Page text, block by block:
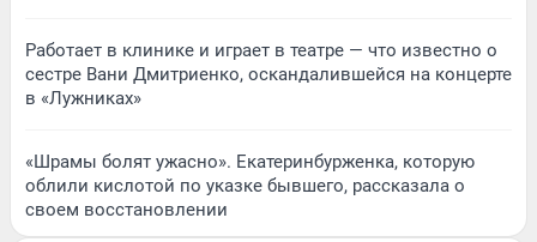
Работает в клинике и играет в театре — что известно о
сестре Вани Дмитриенко, оскандалившейся на концерте
в «Лужниках»
«Шрамы болят ужасно». Екатеринбурженка, которую
облили кислотой по указке бывшего, рассказала о
своем восстановлении